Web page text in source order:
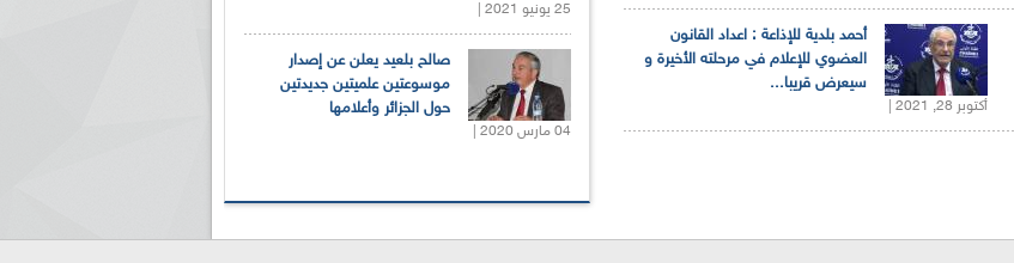
أحمد بلدية للإذاعة : اعداد القانون
العضوي للإعلام في مرحلته الأخيرة و
سيعرض قريبا...
أكتوبر 28, 2021 |
25 يونيو 2021 |
صالح بلعيد يعلن عن إصدار
موسوعتين علميتين جديدتين
حول الجزائر وأعلامها
04 مارس 2020 |